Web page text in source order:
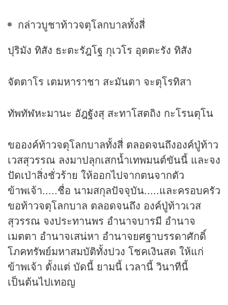
กล่าวบูชาท้าวจตุโลกบาลทั้งสี่
ปุริมัง ทิสัง ธะตะรัฎโฐ กุเวโร อุตตะรัง ทิสัง
จัตตาโร เตมหาราชา สะมันตา จะตุโรทิสา
ทัพทัฬหะมานะ อัฎฐังสุ สะทาโสตถิง กะโรนตุโน
ขอองค์ท้าวจตุโลกบาลทั้งสี่ ตลอดจนถึงองค์ปู่ท้าว
เวสสุวรรณ ลงมาปลุกเสกน้ำเทพมนต์ขันนี้ และจง
ปัดเป่าสิ่งชั่วร้าย ให้ออกไปจากตนจากตัว
ข้าพเจ้า.....ชื่อ นามสกุลปัจจุบัน.....และครอบครัว
ขอท้าวจตุโลกบาล ตลอดจนถึง องค์ปู่ท้าวเวส
สุวรรณ จงประทานพร อำนาจบารมี อำนาจ
เมตตา อำนาจเสน่หา อำนาจยศฐาบรรดาศักดิ์
โภคทรัพย์มหาสมบัติทั้งปวง โชคเงินสด ให้แก่
ข้าพเจ้า ตั้งแต่ บัดนี้ ยามนี้ เวลานี้ วินาทีนี้
เป็นต้นไปเทอญ